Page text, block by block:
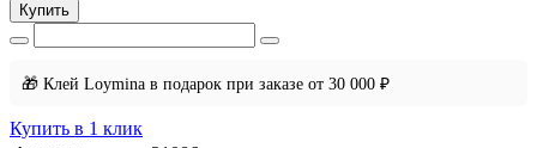
Купить
🎁 Клей Loymina в подарок при заказе от 30 000 ₽
Купить в 1 клик